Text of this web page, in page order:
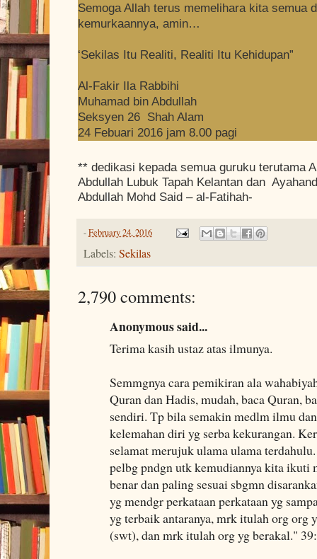
Semoga Allah terus memelihara kita semua
kemurkaannya, amin…
‘Sekilas Itu Realiti, Realiti Itu Kehidupan”
Al-Fakir Ila Rabbihi
Muhamad bin Abdullah
Seksyen 26 Shah Alam
24 Febuari 2016 jam 8.00 pagi
** dedikasi kepada semua guruku terutama
Abdullah Lubuk Tapah Kelantan dan
Abdullah Mohd Said – al-Fatihah-
-February 24, 2016
Labels: Sekilas
2,790 comments:
Anonymous said...
Terima kasih ustaz atas ilmunya.
Semmgnya cara pemikiran ala
Quran dan Hadis, mudah, baca Quran,
sendiri. Tp bila semakin medlm ilmu
kelemahan diri yg serba kekurangan.
selamat merujuk ulama ulama
pelbg pndgn utk kemudiannya kita ikuti
benar dan paling sesuai sbgmn
yg mendgr perkataan perkataan yg
yg terbaik antaranya, mrk itulah org
(swt), dan mrk itulah org yg berakal."